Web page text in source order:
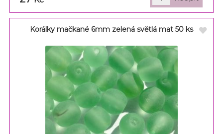
Korálky mačkané 6mm zelená světlá mat 50 ks